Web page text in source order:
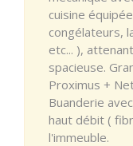
cuisine
congélateurs,
etc... ),
spacieuse.
Proximus +
Buanderie
haut débit (
l'immeuble.